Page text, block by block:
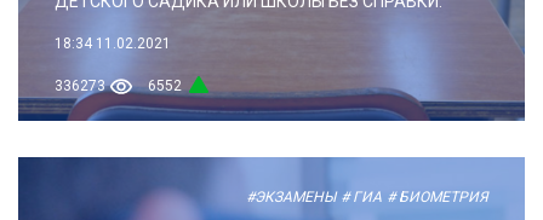
18:34 11.02.2021
336273 6552
#ЭКЗАМЕНЫ # ГИА # БИОМЕТРИЯ